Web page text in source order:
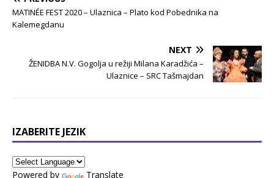
MATINÉE FEST 2020 – Ulaznica – Plato kod Pobednika na
Kalemegdanu
NEXT
ŽENIDBA N.V. Gogolja u režiji Milana Karadžića –
Ulaznice – SRC Tašmajdan
IZABERITE JEZIK
Powered by Translate